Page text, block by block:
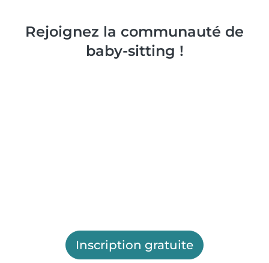
Rejoignez la communauté de
baby-sitting !
Inscription gratuite